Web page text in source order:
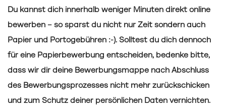
Du kannst dich innerhalb weniger Minuten direkt online
bewerben – so sparst du nicht nur Zeit sondern auch
Papier und Portogebühren :-). Solltest du dich dennoch
für eine Papierbewerbung entscheiden, bedenke bitte,
dass wir dir deine Bewerbungsmappe nach Abschluss
des Bewerbungsprozesses nicht mehr zurückschicken
und zum Schutz deiner persönlichen Daten vernichten.